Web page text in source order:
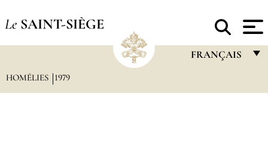
Le SAINT-SIÈGE
FRANÇAIS
HOMÉLIES 1979